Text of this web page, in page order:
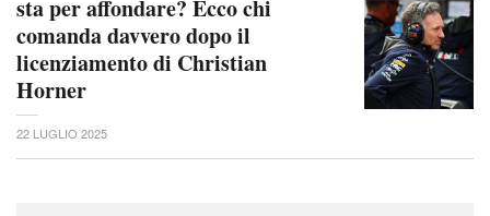
sta per affondare? Ecco chi
comanda davvero dopo il
licenziamento di Christian
Horner
22 LUGLIO 2025